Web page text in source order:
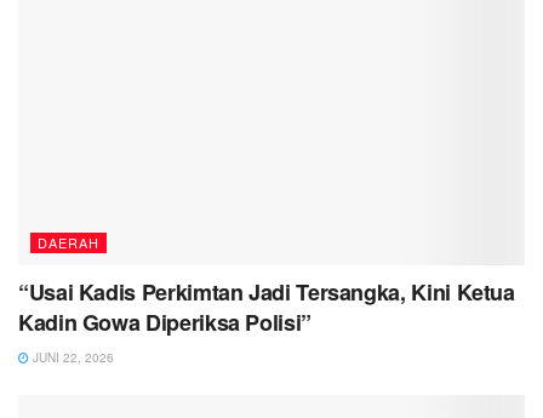
DAERAH
“Usai Kadis Perkimtan Jadi Tersangka, Kini Ketua
Kadin Gowa Diperiksa Polisi”
JUNI 22, 2026